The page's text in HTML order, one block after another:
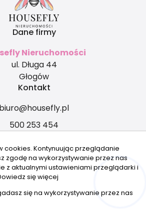
Dane firmy
Nieruchomości
ul. Długa 44
Głogów
Kontakt
biuro@housefly.pl
500 253 454
prawa zastrzeżone | Program dla biur
cookies. Kontynuując przeglądanie
zgodę na wykorzystywanie przez nas
z aktualnymi ustawieniami przeglądarki i
się więcej
się na wykorzystywanie przez nas
Hej! Chętnie Ci pomogę 🙂